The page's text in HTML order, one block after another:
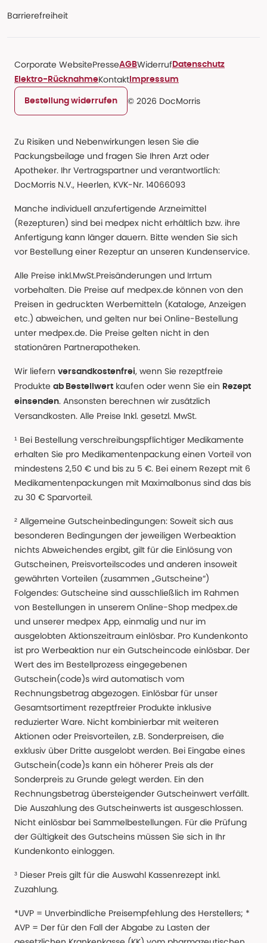
Barrierefreiheit
Corporate WebsitePresseAGBWiderruf Datenschutz
Elektro-RücknahmeKontakt Impressum
Bestellung widerrufen © 2026 DocMorris
Zu Risiken und Nebenwirkungen lesen Sie die
Packungsbeilage und fragen Sie Ihren Arzt oder
Apotheker. Ihr Vertragspartner und verantwortlich:
DocMorris N.V., Heerlen, KVK-Nr. 14066093
Manche individuell anzufertigende Arzneimittel
(Rezepturen) sind bei medpex nicht erhältlich bzw. ihre
Anfertigung kann länger dauern. Bitte wenden Sie sich
vor Bestellung einer Rezeptur an unseren Kundenservice.
Alle Preise inkl.MwSt.Preisänderungen und Irrtum
vorbehalten. Die Preise auf medpex.de können von den
Preisen in gedruckten Werbemitteln (Kataloge, Anzeigen
etc.) abweichen, und gelten nur bei Online-Bestellung
unter medpex.de. Die Preise gelten nicht in den
stationären Partnerapotheken.
Wir liefern versandkostenfrei, wenn Sie rezeptfreie
Produkte ab Bestellwert kaufen oder wenn Sie ein Rezept
einsenden. Ansonsten berechnen wir zusätzlich
Versandkosten. Alle Preise Inkl. gesetzl. MwSt.
¹ Bei Bestellung verschreibungspflichtiger Medikamente
erhalten Sie pro Medikamentenpackung einen Vorteil von
mindestens 2,50 € und bis zu 5 €. Bei einem Rezept mit 6
Medikamentenpackungen mit Maximalbonus sind das bis
zu 30 € Sparvorteil.
² Allgemeine Gutscheinbedingungen: Soweit sich aus
besonderen Bedingungen der jeweiligen Werbeaktion
nichts Abweichendes ergibt, gilt für die Einlösung von
Gutscheinen, Preisvorteilscodes und anderen insoweit
gewährten Vorteilen (zusammen „Gutscheine“)
Folgendes: Gutscheine sind ausschließlich im Rahmen
von Bestellungen in unserem Online-Shop medpex.de
und unserer medpex App, einmalig und nur im
ausgelobten Aktionszeitraum einlösbar. Pro Kundenkonto
ist pro Werbeaktion nur ein Gutscheincode einlösbar. Der
Wert des im Bestellprozess eingegebenen
Gutschein(code)s wird automatisch vom
Rechnungsbetrag abgezogen. Einlösbar für unser
Gesamtsortiment rezeptfreier Produkte inklusive
reduzierter Ware. Nicht kombinierbar mit weiteren
Aktionen oder Preisvorteilen, z.B. Sonderpreisen, die
exklusiv über Dritte ausgelobt werden. Bei Eingabe eines
Gutschein(code)s kann ein höherer Preis als der
Sonderpreis zu Grunde gelegt werden. Ein den
Rechnungsbetrag übersteigender Gutscheinwert verfällt.
Die Auszahlung des Gutscheinwerts ist ausgeschlossen.
Nicht einlösbar bei Sammelbestellungen. Für die Prüfung
der Gültigkeit des Gutscheins müssen Sie sich in Ihr
Kundenkonto einloggen.
³ Dieser Preis gilt für die Auswahl Kassenrezept inkl.
Zuzahlung.
*UVP = Unverbindliche Preisempfehlung des Herstellers; *
AVP = Der für den Fall der Abgabe zu Lasten der